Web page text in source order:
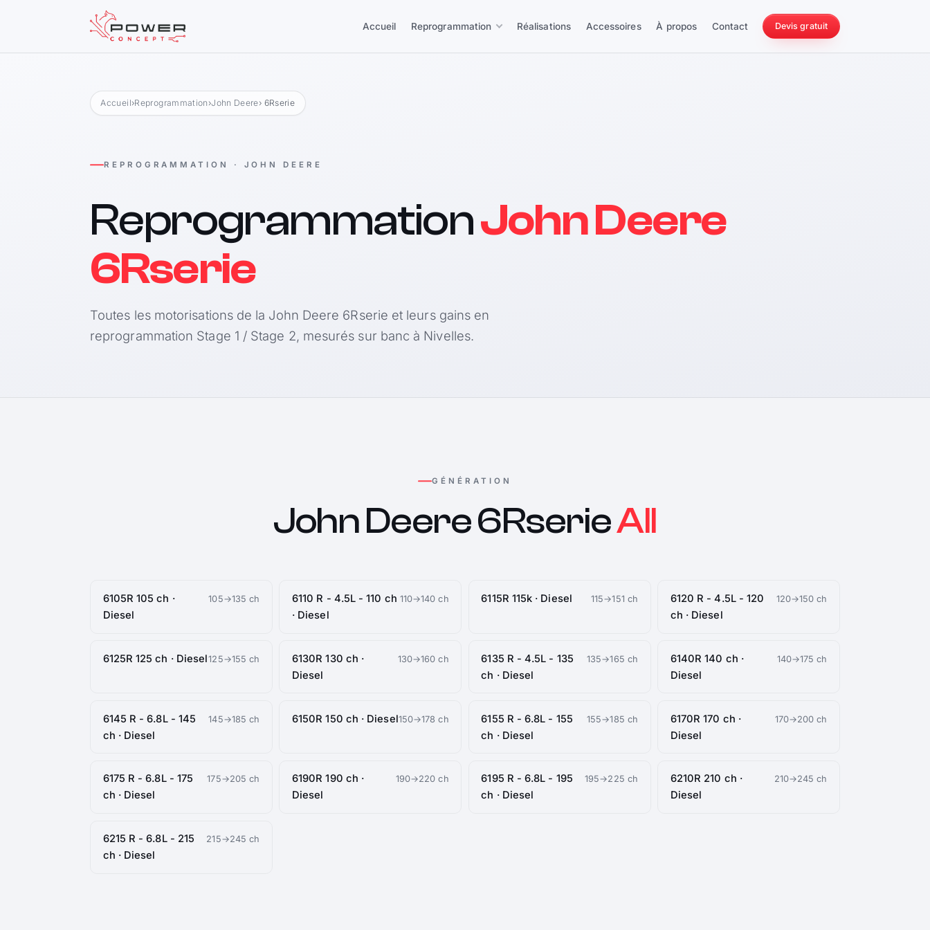
Accueil Reprogrammation Réalisations Accessoires À propos Contact Devis gratuit
228 Nm
Accueil›Reprogrammation ›John Deere› 6Rserie
REPROGRAMMATION · JOHN DEERE
ReprogrammationJohn Deere
6Rserie
Toutes les motorisations de la John Deere 6Rserie et leurs gains en
reprogrammation Stage 1 / Stage 2, mesurés sur banc à Nivelles.
GÉNÉRATION
John Deere 6RserieAll
6105R 105 ch ·
Diesel
105→135 ch
6110 R - 4.5L - 110 ch
· Diesel
110→140 ch 6115R 115k · Diesel 115→151 ch
6120 R - 4.5L - 120
ch · Diesel
120→150 ch
6125R 125 ch · Diesel125→155 ch
6130R 130 ch ·
Diesel
130→160 ch
6135 R - 4.5L - 135
ch · Diesel
135→165 ch
6140R 140 ch ·
Diesel
140→175 ch
6145 R - 6.8L - 145
ch · Diesel
145→185 ch 6150R 150 ch · Diesel150→178 ch
6155 R - 6.8L - 155
ch · Diesel
155→185 ch
6170R 170 ch ·
Diesel
170→200 ch
6175 R - 6.8L - 175
ch · Diesel
175→205 ch
6190R 190 ch ·
Diesel
190→220 ch
6195 R - 6.8L - 195
ch · Diesel
195→225 ch
6210R 210 ch ·
Diesel
210→245 ch
6215 R - 6.8L - 215
ch · Diesel
215→245 ch